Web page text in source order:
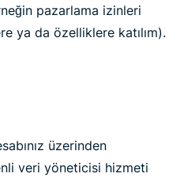
pazarlama izinleri
ya da özelliklere katılım).
üzerinden
veri yöneticisi hizmeti